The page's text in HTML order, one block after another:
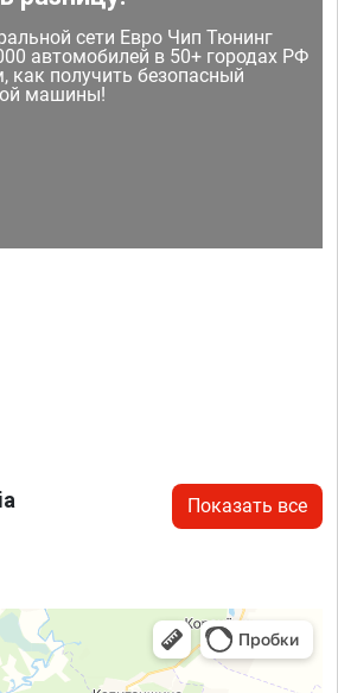
сети Евро Чип Тюнинг
автомобилей в 50+ городах РФ
как получить безопасный
машины!
Показать все